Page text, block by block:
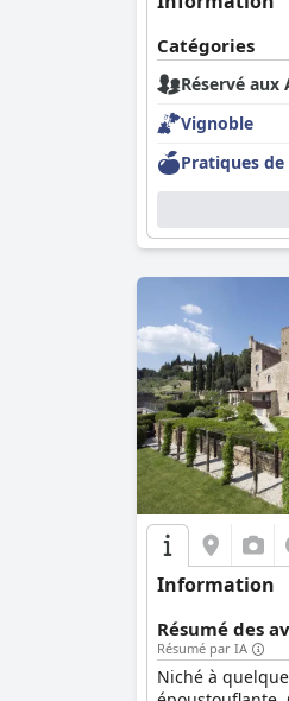
Catégories
Réservé aux
Vignoble
Pratiques
Information
Résumé des
Résumé par IA
Niché à